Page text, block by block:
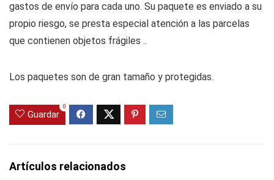
gastos de envío para cada uno. Su paquete es enviado a su
propio riesgo, se presta especial atención a las parcelas
que contienen objetos frágiles ..
Los paquetes son de gran tamaño y protegidas.
Guardar
0
Artículos relacionados